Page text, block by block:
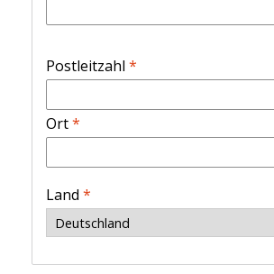
Postleitzahl *
Ort*
Land *